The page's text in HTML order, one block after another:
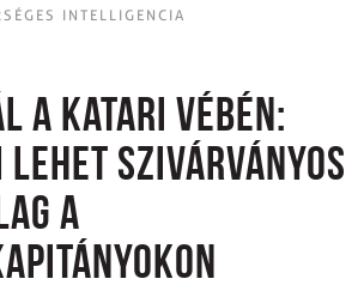
INTELLIGENCIA
a katari vébén:
lehet szivárványos
a